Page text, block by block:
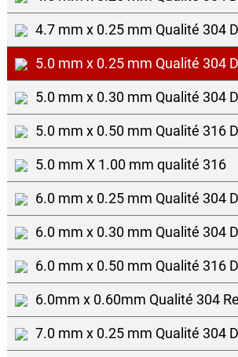
4.7 mm x 0.25 mm Qualité 304
5.0 mm x 0.25 mm Qualité 304
5.0 mm x 0.30 mm Qualité 304
5.0 mm x 0.50 mm Qualité 316
5.0 mm X 1.00 mm qualité 316
6.0 mm x 0.25 mm Qualité 304
6.0 mm x 0.30 mm Qualité 304
6.0 mm x 0.50 mm Qualité 316
6.0mm x 0.60mm Qualité 304
7.0 mm x 0.25 mm Qualité 304